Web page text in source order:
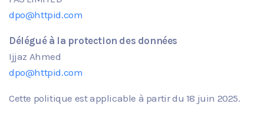
dpo@httpid.com
Délégué à la protection des données
Ijjaz Ahmed
dpo@httpid.com
Cette politique est applicable à partir du 18 juin 2025.